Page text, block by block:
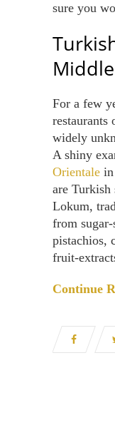
sure you
For a few
restaurants
widely
A shiny
Orientale
are Turkish
Lokum,
from
pistachios,
fruit-
Continue